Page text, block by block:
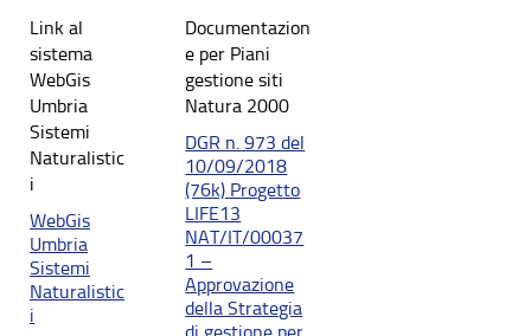
Link al
sistema
WebGis
Umbria
Sistemi
Naturalistic
i
WebGis
Umbria
Sistemi
Naturalistic
i
Documentazion
e per Piani
gestione siti
Natura 2000
DGR n. 973 del
10/09/2018
(76k) Progetto
LIFE13
NAT/IT/00037
1 –
Approvazione
della Strategia